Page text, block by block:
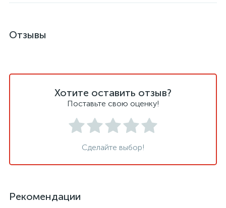
Отзывы
Хотите оставить отзыв?
Поставьте свою оценку!
Сделайте выбор!
Рекомендации